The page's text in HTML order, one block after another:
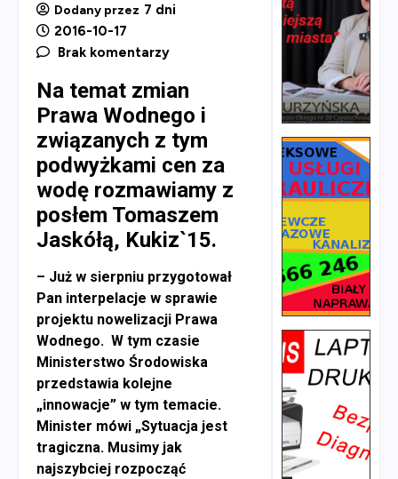
Dodany przez 7 dni
2016-10-17
Brak komentarzy
Na temat zmian
Prawa Wodnego i
związanych z tym
podwyżkami cen za
wodę rozmawiamy z
posłem Tomaszem
Jaskółą, Kukiz`15.
– Już w sierpniu przygotował
Pan interpelacje w sprawie
projektu nowelizacji Prawa
Wodnego. W tym czasie
Ministerstwo Środowiska
przedstawia kolejne
„innowacje” w tym temacie.
Minister mówi „Sytuacja jest
tragiczna. Musimy jak
najszybciej rozpocząć